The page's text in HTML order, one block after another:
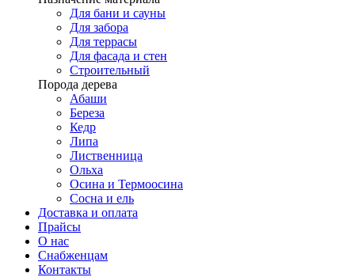
Для бани и сауны
Для забора
Для террасы
Для фасада и стен
Строительный
Порода дерева
Абаши
Береза
Кедр
Липа
Лиственница
Ольха
Осина и Термоосина
Сосна и ель
Доставка и оплата
Прайсы
О нас
Снабженцам
Контакты